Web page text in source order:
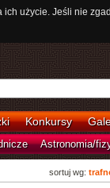
użycie. Jeśli nie
Konkursy
Astronomia/
sortuj wg: